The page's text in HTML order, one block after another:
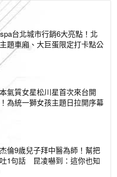
台北城市行銷6大亮點！北
題車廂、大巨蛋限定打卡點公
氣質女星松川星首次來台開
為統一獅女孩主題日拉開序幕
倫9歲兒子拜中醫為師！幫把
1句話 昆凌嚇到：這你也知